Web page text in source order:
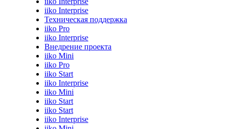
iiko Interprise
Техническая поддержка
iiko Pro
iiko Interprise
Внедрение проекта
iiko Mini
iiko Pro
iiko Start
iiko Interprise
iiko Mini
iiko Start
iiko Start
iiko Interprise